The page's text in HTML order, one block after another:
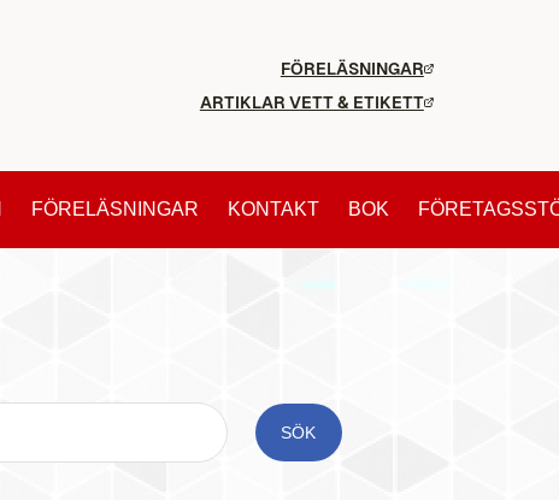
FÖRELÄSNINGAR
ARTIKLAR VETT & ETIKETT
FÖRELÄSNINGAR KONTAKT BOK